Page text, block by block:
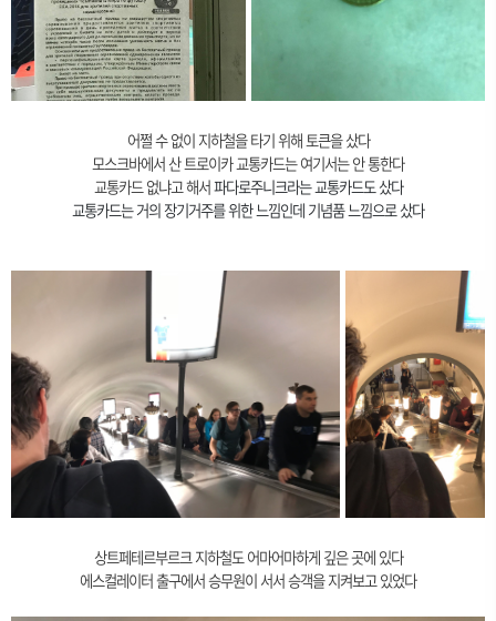
어쩔 수 없이 지하철을 타기 위해 토큰을 샀다
모스크바에서 산 트로이카 교통카드는 여기서는 안 통한다
교통카드 없냐고 해서 파다로주니크라는 교통카드도 샀다
교통카드는 거의 장기거주를 위한 느낌인데 기념품 느낌으로 샀다
상트페테르부르크 지하철도 어마어마하게 깊은 곳에 있다
에스컬레이터 출구에서 승무원이 서서 승객을 지켜보고 있었다